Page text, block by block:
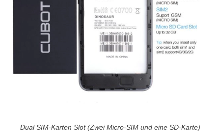
Dual SIM-Karten Slot (Zwei Micro-SIM und eine SD-Karte)